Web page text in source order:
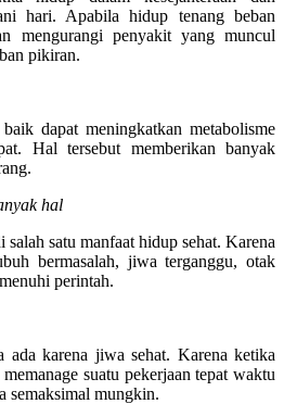
hari. Apabila hidup tenang beban
mengurangi penyakit yang muncul
pikiran.
dapat meningkatkan metabolisme
Hal tersebut memberikan banyak
hal
salah satu manfaat hidup sehat. Karena
bermasalah, jiwa terganggu, otak
perintah.
ada karena jiwa sehat. Karena ketika
suatu pekerjaan tepat waktu
semaksimal mungkin.